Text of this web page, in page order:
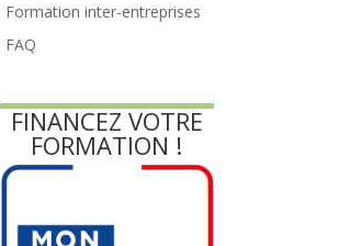
Formation inter-entreprises
FAQ
FINANCEZ VOTRE
FORMATION !